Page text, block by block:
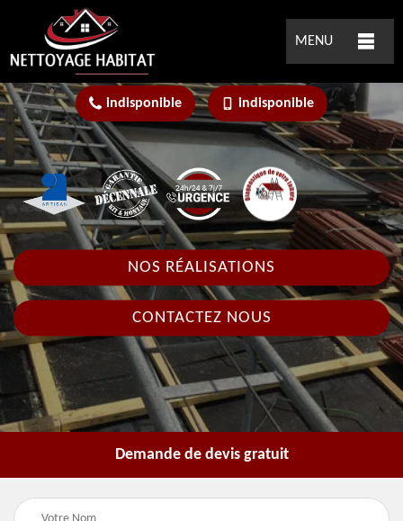
MENU
indisponible indisponible
NOS RÉALISATIONS
CONTACTEZ NOUS
Demande de devis gratuit